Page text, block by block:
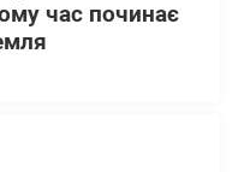
час починає